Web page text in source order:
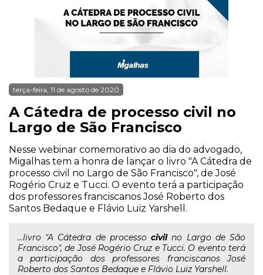
terça-feira, 11 de agosto de 2020
A Cátedra de processo civil no
Largo de São Francisco
Nesse webinar comemorativo ao dia do advogado,
Migalhas tem a honra de lançar o livro "A Cátedra de
processo civil no Largo de São Francisco", de José
Rogério Cruz e Tucci. O evento terá a participação
dos professores franciscanos José Roberto dos
Santos Bedaque e Flávio Luiz Yarshell.
...livro "A Cátedra de processocivilno Largo de São
Francisco", de José Rogério Cruz e Tucci. O evento terá
a participação dos professores franciscanos José
Roberto dos Santos Bedaque e Flávio Luiz Yarshell.